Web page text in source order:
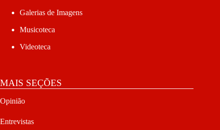
Galerias de Imagens
Musicoteca
Videoteca
MAIS SEÇÕES
Opinião
Entrevistas